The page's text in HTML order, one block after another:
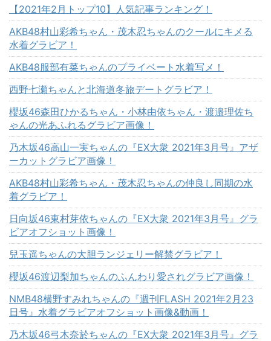
【2021年2月トップ10】人気記事ランキング！
AKB48村山彩希ちゃん・茂木忍ちゃんのクールにキメる
水着グラビア！
AKB48服部有菜ちゃんのプライベート水着写メ！
西野七瀬ちゃんと北海道冬旅デートグラビア！
櫻坂46森田ひかるちゃん・小林由依ちゃん・渡邉理佐ち
ゃんの光あふれるグラビア画像！
乃木坂46高山一実ちゃんの『EX大衆 2021年3月号』アザ
ーカットグラビア画像！
AKB48村山彩希ちゃん・茂木忍ちゃんの仲良し同期の水
着グラビア！
日向坂46東村芽依ちゃんの『EX大衆 2021年3月号』グラ
ビアオフショット画像！
兒玉遥ちゃんの大胆ランジェリー解禁グラビア！
櫻坂46渡辺梨加ちゃんのふんわり愛されグラビア画像！
NMB48横野すみれちゃんの『週刊FLASH 2021年2月23
日号』水着グラビアオフショット画像&動画！
乃木坂46弓木奈於ちゃんの『EX大衆 2021年3月号』グラ